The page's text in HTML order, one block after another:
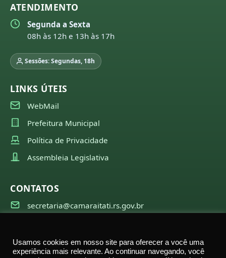
ATENDIMENTO
Segunda a Sexta
08h às 12h e 13h às 17h
Sessões: Segundas, 18h
LINKS ÚTEIS
WebMail
Prefeitura Municipal
Política de Privacidade
Assembleia Legislativa
CONTATOS
secretaria@camaraitati.rs.gov.br
Usamos cookies em nosso site para oferecer a você uma
experiência mais relevante. Ao continuar navegando, você